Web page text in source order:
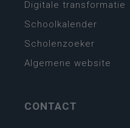
Digitale transformatie
Schoolkalender
Scholenzoeker
Algemene website
CONTACT